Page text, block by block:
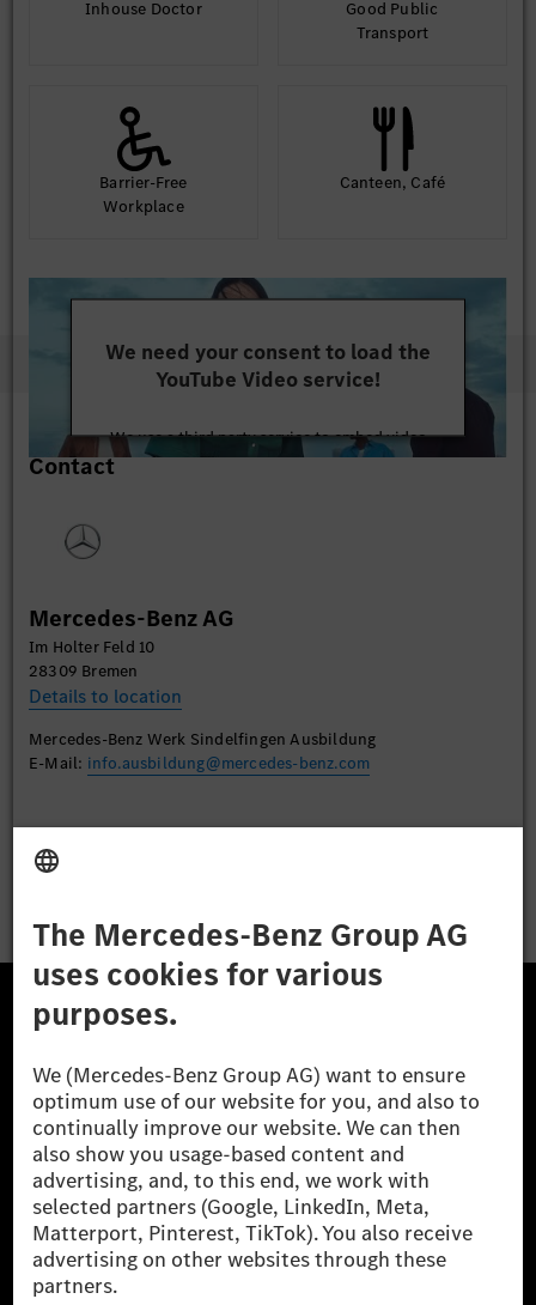
Inhouse Doctor
Good Public
Transport
Barrier-Free
Workplace
Canteen, Café
We need your consent to load the
YouTube Video service!
We use a third party service to embed video
content that may collect data about your activity.
Contact
Mercedes-Benz AG
Im Holter Feld 10
28309 Bremen
Details to location
Mercedes-Benz Werk Sindelfingen Ausbildung
E-Mail: info.ausbildung@mercedes-benz.com
The Mercedes-Benz Group AG (former Daimler AG) is
one of the world's most successful automotive
companies. With Mercedes-Benz AG, we are one of
the leading global suppliers of premium and luxury
cars and vans. Mercedes-Benz Mobility AG offers
financing, leasing, car subscription and car rental,
fleet management, digital services for charging and
payment, insurance brokerage, as well as innovative
mobility services.